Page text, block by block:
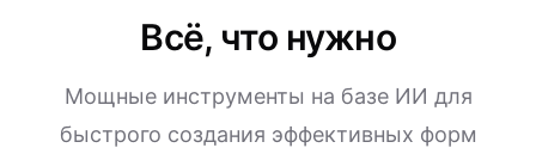
Всё, что нужно
Мощные инструменты на базе ИИ для
быстрого создания эффективных форм